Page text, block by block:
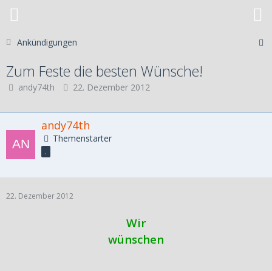
Ankündigungen
Zum Feste die besten Wünsche!
andy74th 22. Dezember 2012
andy74th
Themenstarter
.
22. Dezember 2012
Wir
wünschen